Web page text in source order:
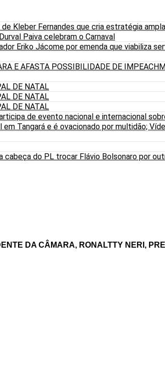
Kleber Fernandes que cria estratégia
Paiva celebram o Carnaval
Eriko Jácome por emenda que viabiliza
E AFASTA POSSIBILIDADE DE
DE NATAL
DE NATAL
DE NATAL
de evento nacional e internacional
Tangará e é ovacionado por multidão;
cabeça do PL trocar Flávio Bolsonaro por
DA CÂMARA, RONALTTY NERI,